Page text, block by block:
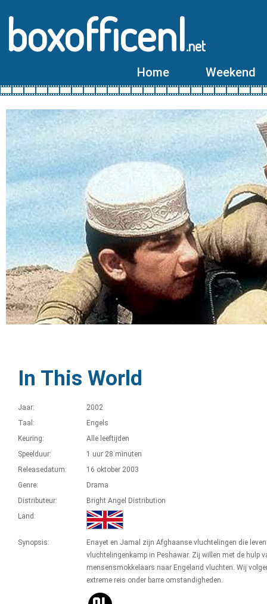
boxofficenl.net
Home Weekend
In This World
Jaar:
2002
Taal:
Engels
Keuring:
Alle leeftijden
Speelduur:
1 uur 28 minuten
Releasedatum:
16 oktober 2003
Genre:
Drama
Distributeur:
Bright Angel Distribution
Land:
Synopsis:
Enayet en Jamal zijn Afghaanse vluchtelingen die
vluchtelingenkamp in Peshawar. Zij willen met de hulp
mensensmokkelaars naar Engeland vluchten. Wij
extreme reis onder barre omstandigheden.